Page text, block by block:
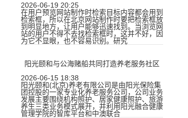
2026-06-19 20:25
在用户预览网站制作时检索目标内容都会用到
检索框，所以在北京网站制作时要把检索框放
到明显地方，让用户能够迅速找到。当浏览网
站的用户不得不去找检索框时，这并不好，因
为它不显眼，也不容易识别。研究
阳光颐和与公海赌船共同打造养老服务社区
2026-06-15 18:38
阳光颐和(北京)养老有限公司是由阳光保险集
团控股的一家专业化养老服务公司，公司业务
发展主要围绕机构照护、居家健康照护、旅游
养生三类业务模式展开，并利用阳光融合健康
管理学院的智库平台和中澳联合